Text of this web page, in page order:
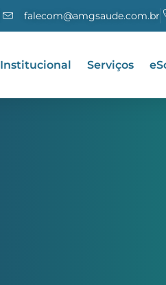
falecom@amgsaude.com.br
Institucional Serviços